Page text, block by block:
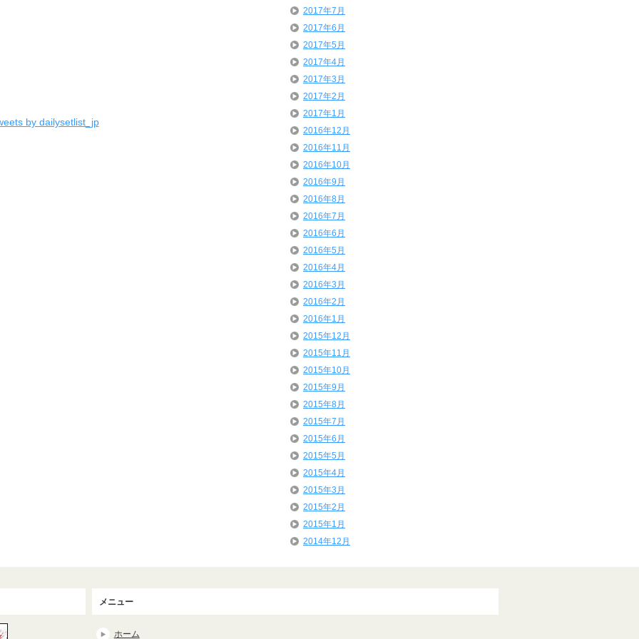
by dailysetlist_jp
2017年7月
2017年6月
2017年5月
2017年4月
2017年3月
2017年2月
2017年1月
2016年12月
2016年11月
2016年10月
2016年9月
2016年8月
2016年7月
2016年6月
2016年5月
2016年4月
2016年3月
2016年2月
2016年1月
2015年12月
2015年11月
2015年10月
2015年9月
2015年8月
2015年7月
2015年6月
2015年5月
2015年4月
2015年3月
2015年2月
2015年1月
2014年12月
メニュー
ホーム